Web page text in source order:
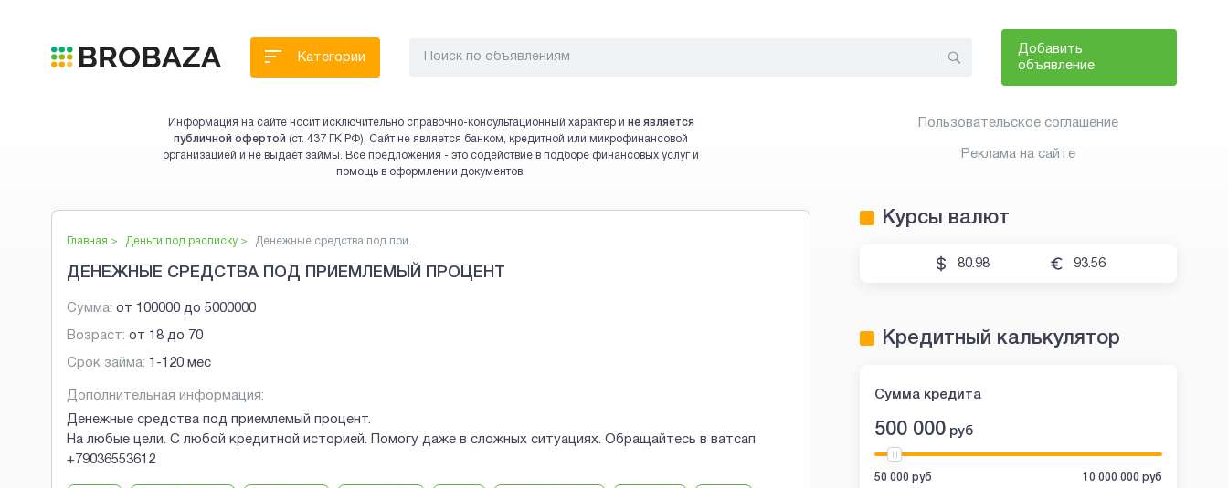
Добавить
объявление
Категории
Информация на сайте носит исключительно справочно-консультационный характер и не является
публичной офертой (ст. 437 ГК РФ). Сайт не является банком, кредитной или микрофинансовой
организацией и не выдаёт займы. Все предложения - это содействие в подборе финансовых услуг и
помощь в оформлении документов.
Главная > Деньги под расписку > Денежные средства под при...
ДЕНЕЖНЫЕ СРЕДСТВА ПОД ПРИЕМЛЕМЫЙ ПРОЦЕНТ
Сумма: от 100000 до 5000000
Возраст: от 18 до 70
Срок займа: 1-120 мес
Дополнительная информация:
Денежные средства под приемлемый процент.
На любые цели. С любой кредитной историей. Помогу даже в сложных ситуациях. Обращайтесь в ватсап
+79036553612
Пользовательское соглашение
Реклама на сайте
Курсы валют
80.98 93.56
Кредитный калькулятор
Сумма кредита
500 000 руб
50 000 руб 10 000 000 руб